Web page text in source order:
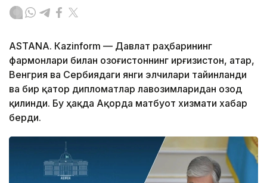
ASTANА. Кazinform — Давлат раҳбарининг
фармонлари билан Қозоғистоннинг Қирғизистон, Қатар,
Венгрия ва Сербиядаги янги элчилари тайинланди
ва бир қатор дипломатлар лавозимларидан озод
қилинди. Бу ҳақда Ақорда матбуот хизмати хабар
берди.